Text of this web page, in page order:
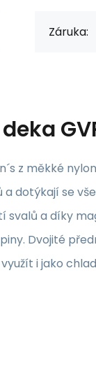
Záruka:
z měkké
dotýkají se
svalů a díky
Dvojité
i jako